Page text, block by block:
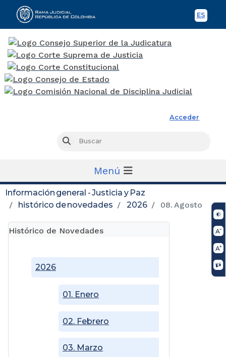
ES
Acceder
Buscar
Menú
Información general - Justicia y Paz
histórico de novedades
2026 08. Agosto
Histórico de Novedades
2026
01. Enero
02. Febrero
03. Marzo